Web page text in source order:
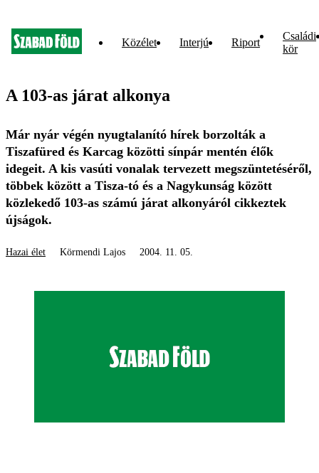
Közélet Interjú Riport
Családi
kör
A 103-as járat alkonya
Már nyár végén nyugtalanító hírek borzolták a
Tiszafüred és Karcag közötti sínpár mentén élők
idegeit. A kis vasúti vonalak tervezett megszüntetéséről,
többek között a Tisza-tó és a Nagykunság között
közlekedő 103-as számú járat alkonyáról cikkeztek
újságok.
Hazai élet Körmendi Lajos 2004. 11. 05.